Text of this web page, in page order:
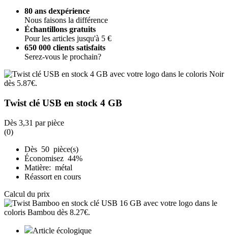
80 ans dexpérience
Nous faisons la différence
Échantillons gratuits
Pour les articles jusqu'à 5 €
650 000 clients satisfaits
Serez-vous le prochain?
Twist clé USB en stock 4 GB
Dès 3,31 par pièce
(0)
Dès 50 pièce(s)
Économisez 44%
Matière: métal
Réassort en cours
Calcul du prix
Article écologique